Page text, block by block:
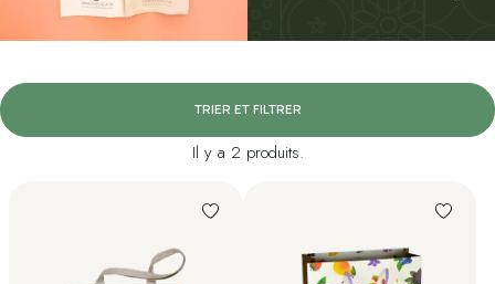
Il y a 2 produits.
TRIER ET FILTRER